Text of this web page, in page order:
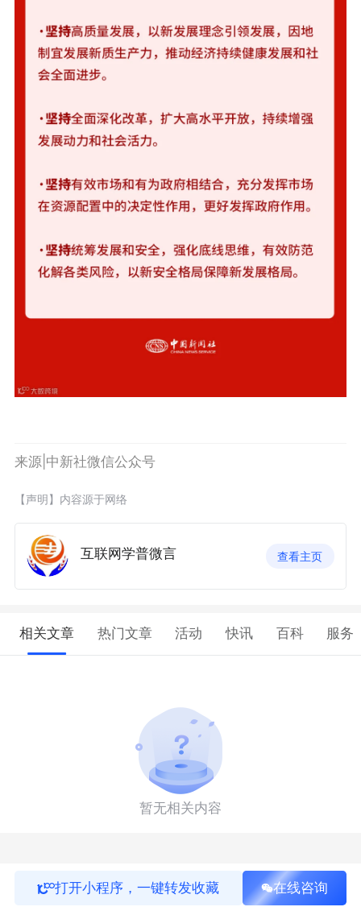
来源|中新社微信公众号
【声明】内容源于网络
互联网学普微言 查看主页
相关文章 热门文章 活动 快讯 百科 服务
暂无相关内容
打开小程序，一键转发收藏 在线咨询